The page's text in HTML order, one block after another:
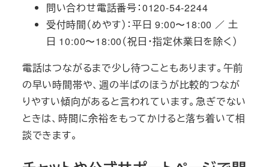
問い合わせ電話番号：0120-54-2244
受付時間（めやす）：平日 9:00〜18:00 ／ 土
日 10:00〜18:00（祝日・指定休業日を除く）
電話はつながるまで少し待つこともあります。午前
の早い時間帯や、週の半ばのほうが比較的つなが
りやすい傾向があると言われています。急ぎでない
ときは、時間に余裕をもってかけると落ち着いて相
談できます。